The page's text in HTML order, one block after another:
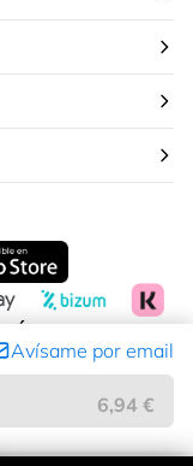
Avísame por email
6,94 €